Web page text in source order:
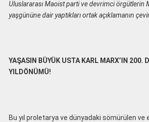
Uluslararası Maoist parti ve devrimci örgütlerin
yaşgününe dair yaptıkları ortak açıklamanın
YAŞASIN BÜYÜK USTA KARL MARX’IN 200.
YILDÖNÜMÜ!
Bu yıl proletarya ve dünyadaki sömürülen ve